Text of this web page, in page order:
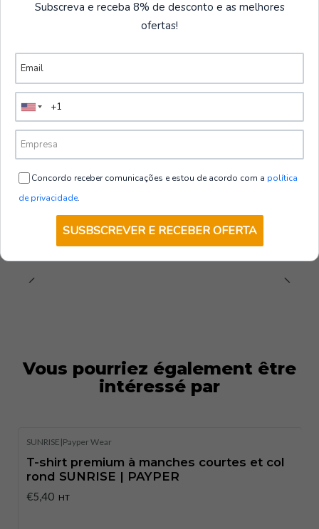
Vêtements de travail
ROME |Payper Wear
Polo Rome | Payer
€7,65
Vous pourriez également être
intéressé par
SUNRISE |Payper Wear
T-shirt premium à manches courtes et col
rond SUNRISE | PAYPER
€5,40 HT
Subscreva e receba 8% de desconto e as melhores
ofertas!
Concordo receber comunicações e estou de acordo com a política
de privacidade.
SUSBSCREVER E RECEBER OFERTA